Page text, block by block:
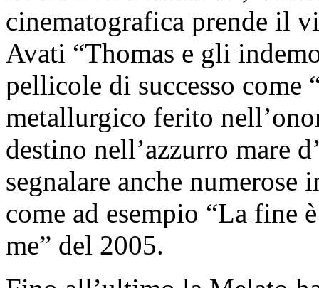
cinematografica prende il
Avati “Thomas e gli
pellicole di successo come
metallurgico ferito
destino nell’azzurro mare
segnalare anche
come ad esempio “La fine
me” del 2005.